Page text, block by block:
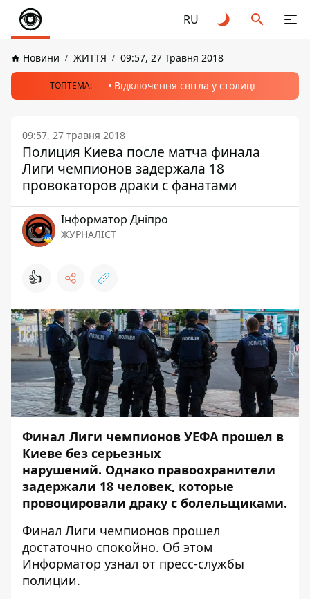
RU
Новини ЖИТТЯ 09:57, 27 Травня 2018
ТОПТЕМА: Відключення світла у столиці
09:57, 27 травня 2018
Полиция Киева после матча финала
Лиги чемпионов задержала 18
провокаторов драки с фанатами
Інформатор Дніпро
ЖУРНАЛІСТ
👍
Финал Лиги чемпионов УЕФА прошел в
Киеве без серьезных
нарушений. Однако правоохранители
задержали 18 человек, которые
провоцировали драку с болельщиками.
Финал Лиги чемпионов прошел
достаточно спокойно. Об этом
Информатор узнал от пресс-службы
полиции.